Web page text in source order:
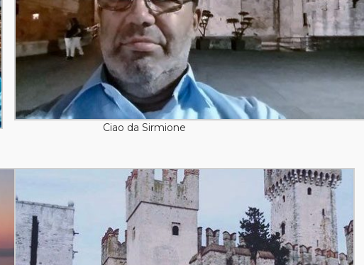
Ciao da Sirmione